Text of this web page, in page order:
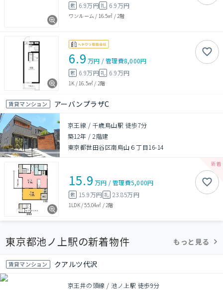
敷 6.9万円礼 6.9万円
ワンルーム / 16.5㎡ / 2階
6.9 万円 /管理費8,000円
敷 6.9万円礼 6.9万円
1K /16.5㎡ / 2階
賃貸マンション アーバンプラザC
京王線 / 千歳烏山駅 徒歩7分
築12年 /2階建
東京都世田谷区南烏山６丁目16-14
15.9 万円 /管理費5,000円
敷 15.9万円 礼 23.85万円
1LDK/55.04㎡ / 2階
東京都池ノ上駅の新着物件 もっと見る
賃貸マンション クアルツ代沢
京王井の頭線 / 池ノ上駅 徒歩9分